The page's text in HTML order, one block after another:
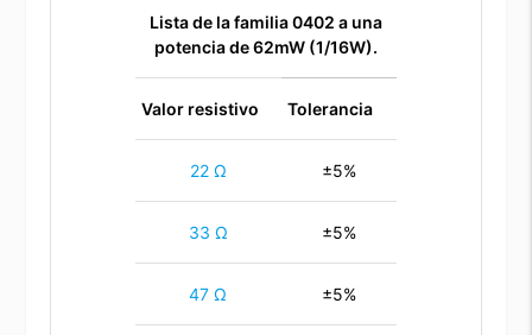
Lista de la familia 0402 a una
potencia de 62mW (1/16W).
Valor resistivo Tolerancia
22 Ω ±5%
33 Ω ±5%
47 Ω ±5%